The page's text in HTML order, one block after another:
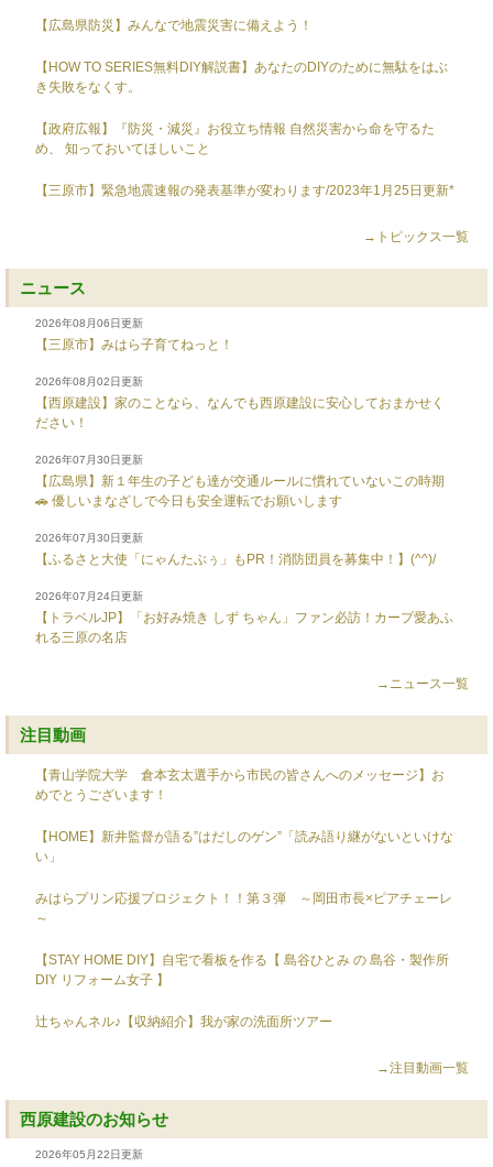
【広島県防災】みんなで地震災害に備えよう！
【HOW TO SERIES無料DIY解説書】あなたのDIYのために無駄をはぶ
き失敗をなくす。
【政府広報】『防災・減災』お役立ち情報 自然災害から命を守るた
め、 知っておいてほしいこと
【三原市】緊急地震速報の発表基準が変わります/2023年1月25日更新*
→トピックス一覧
ニュース
2026年08月06日更新
【三原市】みはら子育てねっと！
2026年08月02日更新
【西原建設】家のことなら、なんでも西原建設に安心しておまかせく
ださい！
2026年07月30日更新
【広島県】新１年生の子ども達が交通ルールに慣れていないこの時期
🚗 優しいまなざしで今日も安全運転でお願いします
2026年07月30日更新
【ふるさと大使「にゃんたぶぅ」もPR！消防団員を募集中！】(^^)/
2026年07月24日更新
【トラベルJP】「お好み焼き しず ちゃん」ファン必訪！カープ愛あふ
れる三原の名店
→ニュース一覧
注目動画
【青山学院大学 倉本玄太選手から市民の皆さんへのメッセージ】お
めでとうございます！
【HOME】新井監督が語る”はだしのゲン”「読み語り継がないといけな
い」
みはらプリン応援プロジェクト！！第３弾 ～岡田市長×ピアチェーレ
～
【STAY HOME DIY】自宅で看板を作る【 島谷ひとみ の 島谷・製作所
DIY リフォーム女子 】
辻ちゃんネル♪【収納紹介】我が家の洗面所ツアー
→注目動画一覧
西原建設のお知らせ
2026年05月22日更新